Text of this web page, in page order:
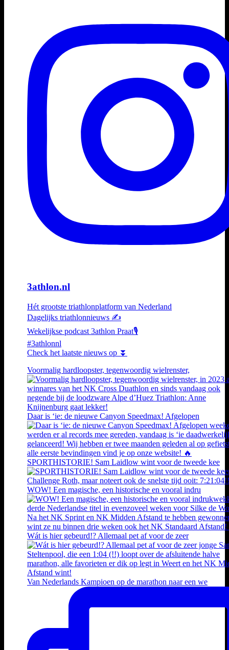
3athlon.nl
Hét grootste triathlonplatform van Nederland
Dagelijks triathlonnieuws ✍️
Wekelijkse podcast 3athlon Praat🎙️
#3athlonnl
Check het laatste nieuws op ⏬
Voormalig hardloopster, tegenwoordig wielrenster,
Daar is ‘ie: de nieuwe Canyon Speedmax! Afgelopen
SPORTHISTORIE! Sam Laidlow wint voor de tweede kee
WOW! Een magische, een historische en vooral indru
Wát is hier gebeurd!? Allemaal pet af voor de zeer
Van Nederlands Kampioen op de marathon naar een we